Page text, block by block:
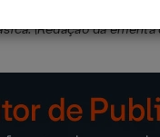
isenção do
(Redação da